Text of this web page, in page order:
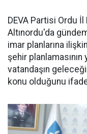
DEVA Partisi Ordu İl
Altınordu'da
imar planlarına
şehir
vatandaşın
konu olduğunu